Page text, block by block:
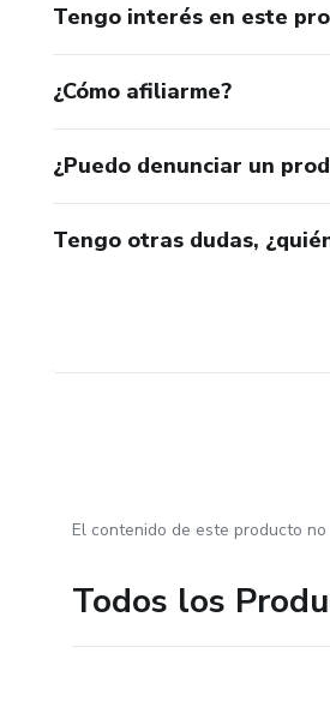
Tengo interés en este
¿Cómo afiliarme?
¿Puedo denunciar un
Tengo otras dudas,
El contenido de este producto
Todos los